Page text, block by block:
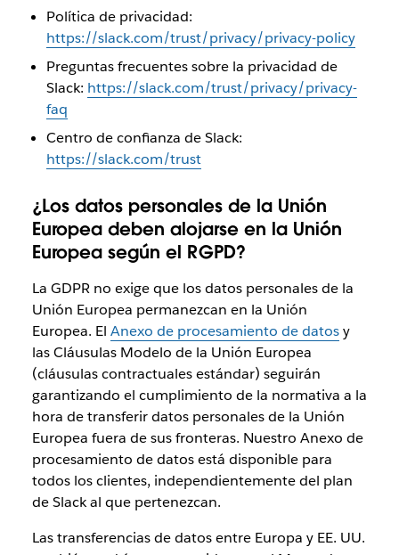
Política de privacidad:
https://slack.com/trust/privacy/privacy-policy
Preguntas frecuentes sobre la privacidad de
Slack: https://slack.com/trust/privacy/privacy-
faq
Centro de confianza de Slack:
https://slack.com/trust
¿Los datos personales de la Unión
Europea deben alojarse en la Unión
Europea según el RGPD?
La GDPR no exige que los datos personales de la
Unión Europea permanezcan en la Unión
Europea. El Anexo de procesamiento de datosy
las Cláusulas Modelo de la Unión Europea
(cláusulas contractuales estándar) seguirán
garantizando el cumplimiento de la normativa a la
hora de transferir datos personales de la Unión
Europea fuera de sus fronteras. Nuestro Anexo de
procesamiento de datos está disponible para
todos los clientes, independientemente del plan
de Slack al que pertenezcan.
Las transferencias de datos entre Europa y EE. UU.